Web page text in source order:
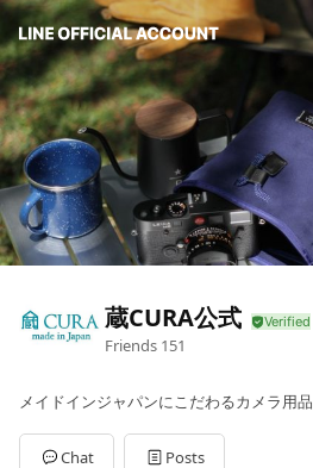
蔵CURA公式
Friends 151
メイドインジャパンにこだわるカメラ用品
Chat Posts